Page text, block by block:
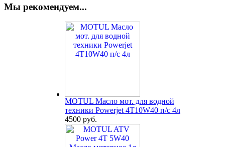
Мы рекомендуем...
MOTUL Масло мот. для водной
техники Powerjet 4T10W40 п/с 4л
4500 руб.